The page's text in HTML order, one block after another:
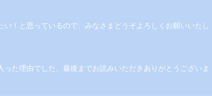
い！と思っているので、みなさまどうぞよろしくお願いいたし
った理由でした。最後までお読みいただきありがとうございま